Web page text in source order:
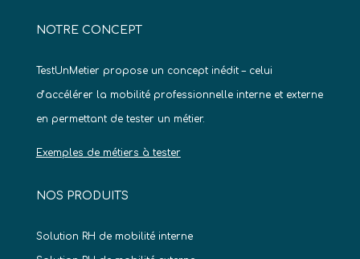
NOTRE CONCEPT
TestUnMetier propose un concept inédit – celui
d’accélérer la mobilité professionnelle interne et externe
en permettant de tester un métier.
Exemples de métiers à tester
NOS PRODUITS
Solution RH de mobilité interne